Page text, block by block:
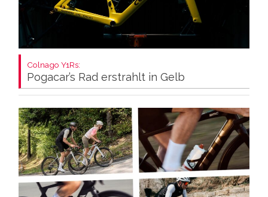
Colnago Y1Rs:
Pogacar’s Rad erstrahlt in Gelb